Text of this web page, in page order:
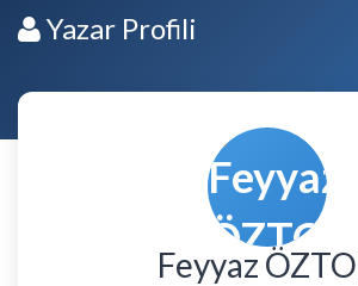
Yazar Profili
Feyyaz